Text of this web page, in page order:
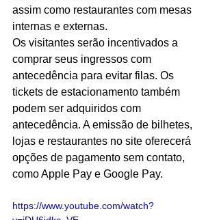
assim como restaurantes com mesas
internas e externas.
Os visitantes serão incentivados a
comprar seus ingressos com
antecedência para evitar filas. Os
tickets de estacionamento também
podem ser adquiridos com
antecedência. A emissão de bilhetes,
lojas e restaurantes no site oferecerá
opções de pagamento sem contato,
como Apple Pay e Google Pay.
https://www.youtube.com/watch?